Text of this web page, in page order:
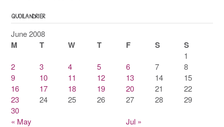
QUOILANDRIER
June 2008
M T W T F S S
« May Jul »
1
2
3 4 5 6 7
8
9
10 11 12 13 14
15
16
17 18 19 20 21
22
23
24 25 26 27 28
29
30